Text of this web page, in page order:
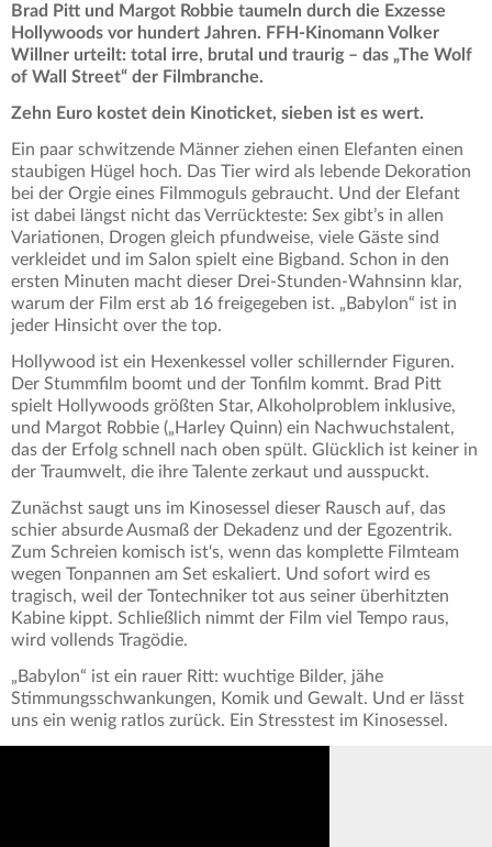
Brad Pitt und Margot Robbie taumeln durch die Exzesse
Hollywoods vor hundert Jahren. FFH-Kinomann Volker
Willner urteilt: total irre, brutal und traurig – das „The Wolf
of Wall Street“ der Filmbranche.
Zehn Euro kostet dein Kinoticket, sieben ist es wert.
Ein paar schwitzende Männer ziehen einen Elefanten einen
staubigen Hügel hoch. Das Tier wird als lebende Dekoration
bei der Orgie eines Filmmoguls gebraucht. Und der Elefant
ist dabei längst nicht das Verrückteste: Sex gibt’s in allen
Variationen, Drogen gleich pfundweise, viele Gäste sind
verkleidet und im Salon spielt eine Bigband. Schon in den
ersten Minuten macht dieser Drei-Stunden-Wahnsinn klar,
warum der Film erst ab 16 freigegeben ist. „Babylon“ ist in
jeder Hinsicht over the top.
Hollywood ist ein Hexenkessel voller schillernder Figuren.
Der Stummfilm boomt und der Tonfilm kommt. Brad Pitt
spielt Hollywoods größten Star, Alkoholproblem inklusive,
und Margot Robbie („Harley Quinn) ein Nachwuchstalent,
das der Erfolg schnell nach oben spült. Glücklich ist keiner in
der Traumwelt, die ihre Talente zerkaut und ausspuckt.
Zunächst saugt uns im Kinosessel dieser Rausch auf, das
schier absurde Ausmaß der Dekadenz und der Egozentrik.
Zum Schreien komisch ist‘s, wenn das komplette Filmteam
wegen Tonpannen am Set eskaliert. Und sofort wird es
tragisch, weil der Tontechniker tot aus seiner überhitzten
Kabine kippt. Schließlich nimmt der Film viel Tempo raus,
wird vollends Tragödie.
„Babylon“ ist ein rauer Ritt: wuchtige Bilder, jähe
Stimmungsschwankungen, Komik und Gewalt. Und er lässt
uns ein wenig ratlos zurück. Ein Stresstest im Kinosessel.